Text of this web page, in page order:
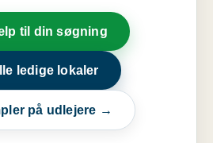
til din søgning
ledige lokaler
på udlejere →